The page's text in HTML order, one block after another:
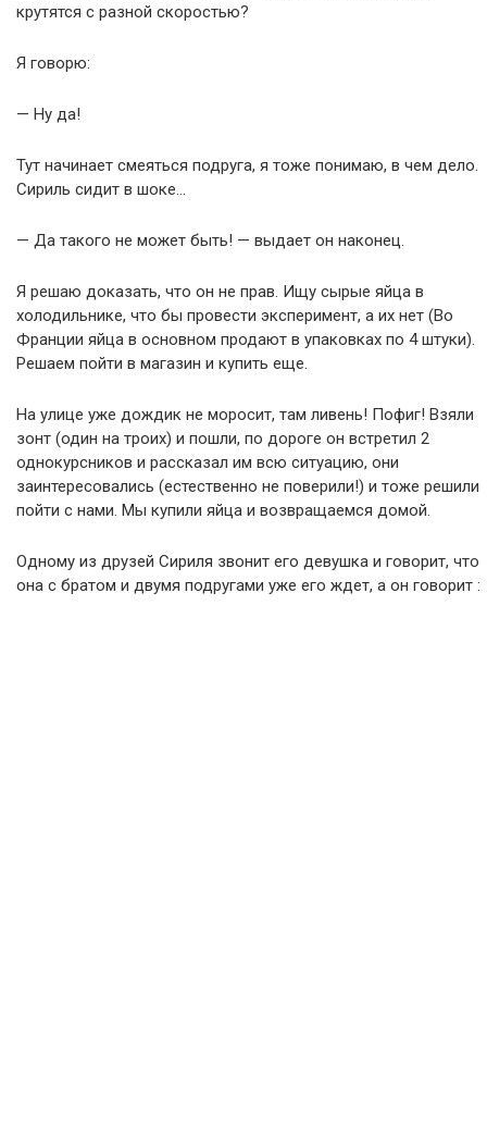
крутятся с разной скоростью?
Я говорю:
— Ну да!
Тут начинает смеяться подруга, я тоже понимаю, в чем дело.
Сириль сидит в шоке…
— Да такого не может быть! — выдает он наконец.
Я решаю доказать, что он не прав. Ищу сырые яйца в
холодильнике, что бы провести эксперимент, а их нет (Во
Франции яйца в основном продают в упаковках по 4 штуки).
Решаем пойти в магазин и купить еще.
На улице уже дождик не моросит, там ливень! Пофиг! Взяли
зонт (один на троих) и пошли, по дороге он встретил 2
однокурсников и рассказал им всю ситуацию, они
заинтересовались (естественно не поверили!) и тоже решили
пойти с нами. Мы купили яйца и возвращаемся домой.
Одному из друзей Сириля звонит его девушка и говорит, что
она с братом и двумя подругами уже его ждет, а он говорит :